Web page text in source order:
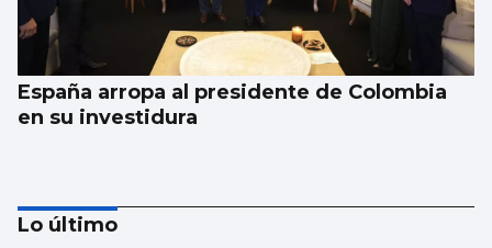
España arropa al presidente de Colombia
en su investidura
Lo último